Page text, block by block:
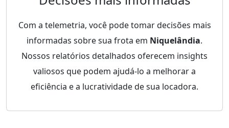
Com a telemetria, você pode tomar decisões mais
informadas sobre sua frota em Niquelândia.
Nossos relatórios detalhados oferecem insights
valiosos que podem ajudá-lo a melhorar a
eficiência e a lucratividade de sua locadora.